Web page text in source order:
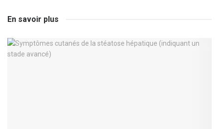
En savoir plus